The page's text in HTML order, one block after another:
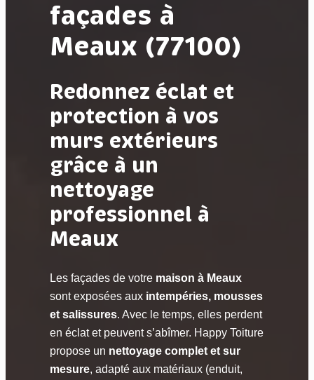
façades à
Meaux (77100)
Redonnez éclat et
protection à vos
murs extérieurs
grâce à un
nettoyage
professionnel à
Meaux
Les façades de votre maison à Meaux
sont exposées aux intempéries, mousses
et salissures. Avec le temps, elles perdent
en éclat et peuvent s’abîmer. Happy Toiture
propose un nettoyage complet et sur
mesure, adapté aux matériaux (enduit,